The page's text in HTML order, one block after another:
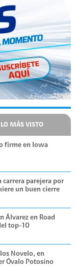
LO MÁS VISTO
firme en Iowa
carrera parejera por
un buen cierre
Álvarez en Road
top-10
Novelo, en
Óvalo Potosino